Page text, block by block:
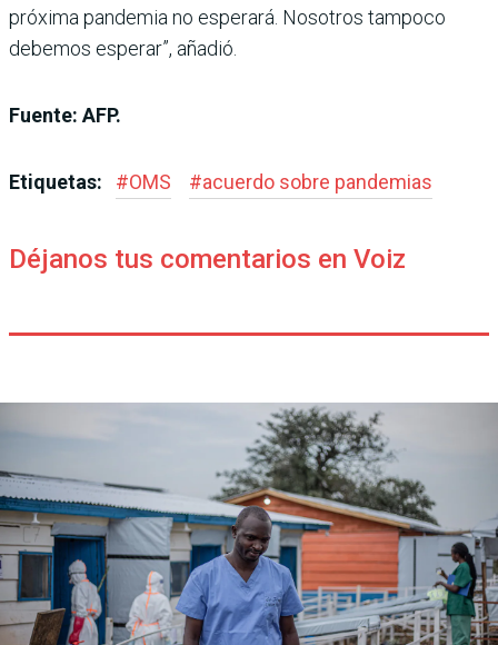
próxima pandemia no esperará. Nosotros tampoco
debemos esperar”, añadió.
Fuente: AFP.
Etiquetas: #OMS #acuerdo sobre pandemias
Déjanos tus comentarios en Voiz